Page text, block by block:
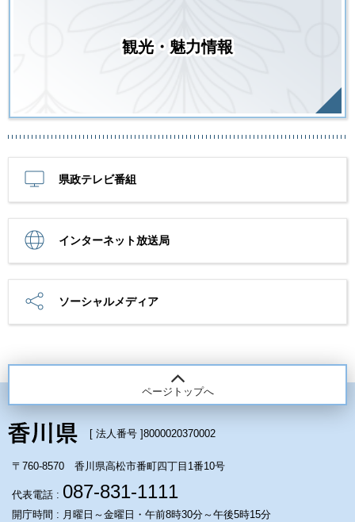
観光・魅力情報
県政テレビ番組
インターネット放送局
ソーシャルメディア
ページトップへ
[ 法人番号 ]8000020370002
〒760-8570 香川県高松市番町四丁目1番10号
代表電話 : 087-831-1111
開庁時間 : 月曜日～金曜日・午前8時30分～午後5時15分